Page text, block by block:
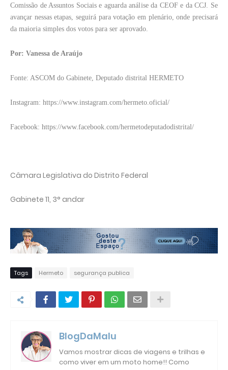
Comissão de Assuntos Sociais e aguarda análise da CEOF e da CCJ. Se
avançar nessas etapas, seguirá para votação em plenário, onde precisará
da maioria simples dos votos para ser aprovado.
Por: Vanessa de Araújo
Fonte: ASCOM do Gabinete, Deputado distrital HERMETO
Instagram: https://www.instagram.com/hermeto.oficial/
Facebook: https://www.facebook.com/hermetodeputadodistrital/
Câmara Legislativa do Distrito Federal
Gabinete 11, 3° andar
Tags Hermeto segurança publica
BlogDaMalu
Vamos mostrar dicas de viagens e trilhas e
como viver em um moto home!! Como